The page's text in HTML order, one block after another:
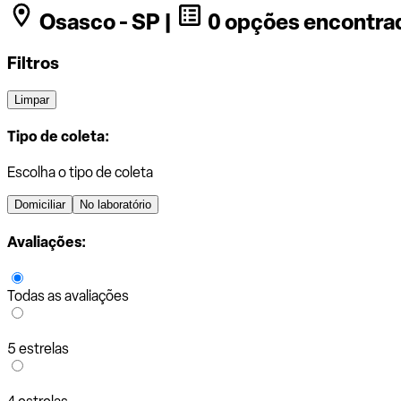
Osasco - SP | 0 opções
Filtros
Limpar
Tipo de coleta:
Escolha o tipo de coleta
Domiciliar No laboratório
Avaliações:
Todas as avaliações
5 estrelas